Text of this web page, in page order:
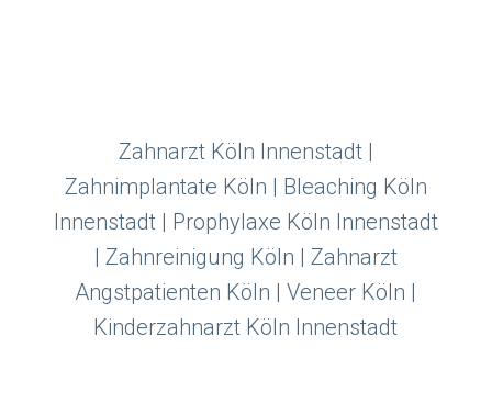
Zahnarzt Köln Innenstadt |
Zahnimplantate Köln | Bleaching Köln
Innenstadt | Prophylaxe Köln Innenstadt
| Zahnreinigung Köln | Zahnarzt
Angstpatienten Köln | Veneer Köln |
Kinderzahnarzt Köln Innenstadt